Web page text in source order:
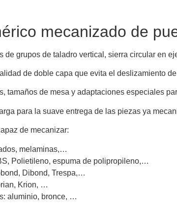
mecanizado de
de grupos de taladro vertical, sierra circular en
de doble capa que evita el deslizamiento
tamaños de mesa y adaptaciones especiales
para la suave entrega de las piezas ya
de mecanizar:
melaminas,…
Polietileno, espuma de polipropileno,…
Dibond, Trespa,…
Krion, …
aluminio, bronce, …